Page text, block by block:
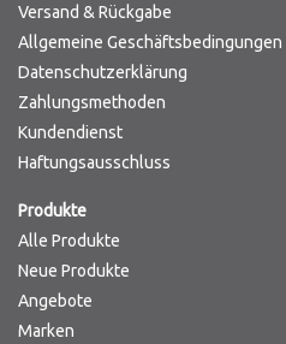
PCA SKINCARE
Ekseption Skincare
Marken
Versand & Rückgabe
Allgemeine Geschäftsbedingungen
Datenschutzerklärung
Zahlungsmethoden
Kundendienst
Haftungsausschluss
Produkte
Alle Produkte
Neue Produkte
Angebote
Marken